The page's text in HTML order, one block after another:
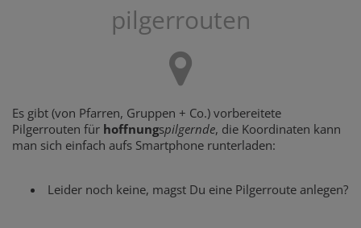
pilgerrouten
Es gibt (von Pfarren, Gruppen + Co.) vorbereitete
Pilgerrouten für hoffnungspilgernde, die Koordinaten kann
man sich einfach aufs Smartphone runterladen:
Leider noch keine, magst Du eine Pilgerroute anlegen?